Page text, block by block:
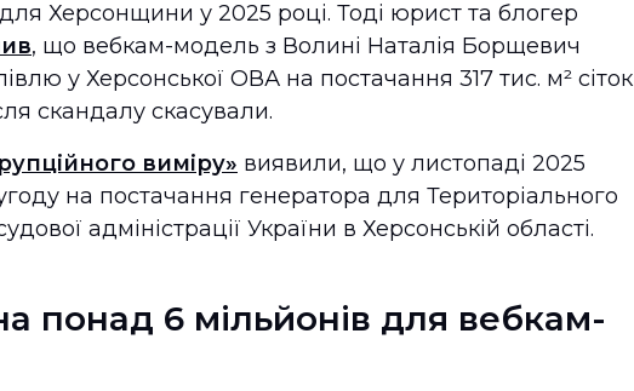
Херсонщини у 2025 році. Тоді юрист та блогер
, що вебкам-модель з Волині Наталія Борщевич
у Херсонської ОВА на постачання 317 тис. м² сіток
скандалу скасували.
виміру» виявили, що у листопаді 2025
на постачання генератора для Територіального
адміністрації України в Херсонській області.
понад 6 мільйонів для вебкам-